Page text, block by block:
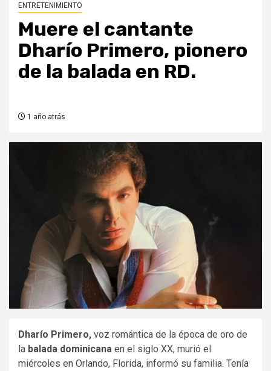
ENTRETENIMIENTO
Muere el cantante
Dharío Primero, pionero
de la balada en RD.
1 año atrás
Dharío Primero, voz romántica de la época de oro de
la balada dominicana en el siglo XX, murió el
miércoles en Orlando, Florida, informó su familia. Tenía